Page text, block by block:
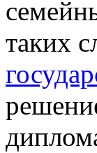
таких